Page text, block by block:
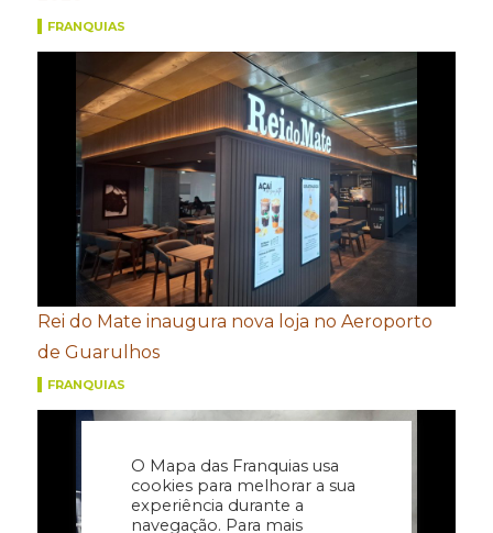
O Mapa das Franquias usa
cookies para melhorar a sua
experiência durante a
navegação. Para mais
FRANQUIAS
Rei do Mate inaugura nova loja no Aeroporto
de Guarulhos
FRANQUIAS